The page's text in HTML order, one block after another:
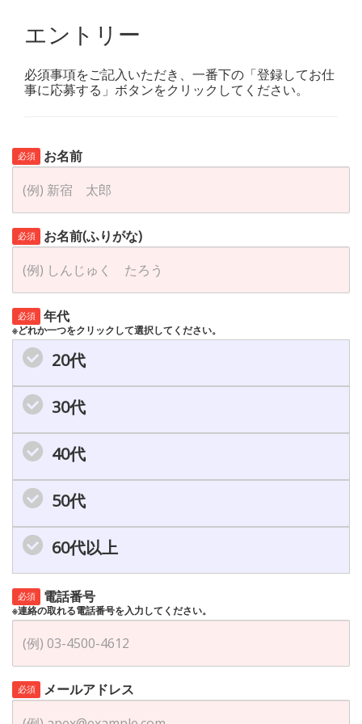
エントリー
必須事項をご記入いただき、一番下の「登録してお仕
事に応募する」ボタンをクリックしてください。
必須 お名前
必須 お名前(ふりがな)
必須 年代
※どれか一つをクリックして選択してください。
20代
30代
40代
50代
60代以上
必須 電話番号
※連絡の取れる電話番号を入力してください。
必須 メールアドレス